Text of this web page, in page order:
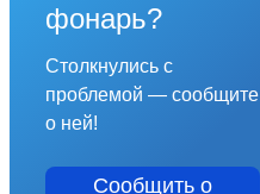
фонарь?
Столкнулись с
проблемой — сообщите
о ней!
Сообщить о